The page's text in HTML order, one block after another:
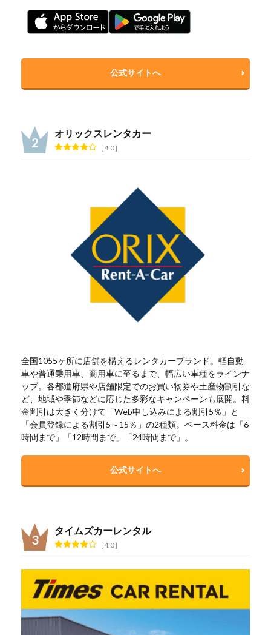
公式サイトへ
オリックスレンタカー
4.0
全国1055ヶ所に店舗を構えるレンタカーブランド。軽自動
車や普通乗用車、商用車に至るまで、幅広い車種をラインナ
ップ。各都道府県や店舗限定でのお買い物券や土産物割引な
ど、地域や季節などに応じた多彩なキャンペーンも展開。料
金割引は大きく分けて「Web申し込みによる割引5％」と
「会員登録による割引5～15％」の2種類。ベース料金は「6
時間まで」「12時間まで」「24時間まで」。
公式サイトへ
タイムズカーレンタル
4.0